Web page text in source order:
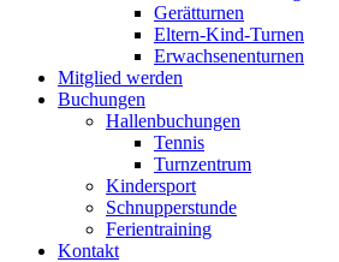
Gerätturnen
Eltern-Kind-Turnen
Erwachsenenturnen
Mitglied werden
Buchungen
Hallenbuchungen
Tennis
Turnzentrum
Kindersport
Schnupperstunde
Ferientraining
Kontakt